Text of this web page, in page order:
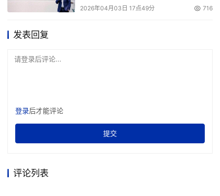
2026年04月03日 17点49分 716
发表回复
请登录后评论...
登录后才能评论
提交
评论列表